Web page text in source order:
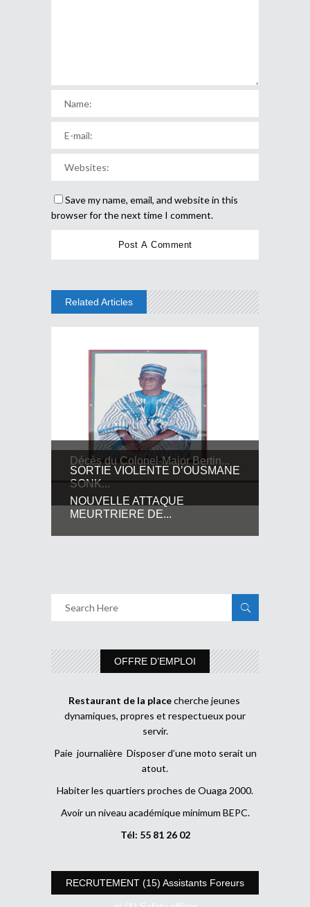
Save my name, email, and website in this
browser for the next time I comment.
Related Articles
Décès du Colonel-Major Bertin...
SORTIE VIOLENTE D’OUSMANE
SONK...
NOUVELLE ATTAQUE
MEURTRIERE DE...
OFFRE D’EMPLOI
Restaurant de la placecherche jeunes
dynamiques, propres et respectueux pour
servir.
Paie journalière Disposer d’une moto serait un
atout.
Habiter les quartiers proches de Ouaga 2000.
Avoir un niveau académique minimum BEPC.
Tél: 55 81 26 02
RECRUTEMENT (15) Assistants Foreurs